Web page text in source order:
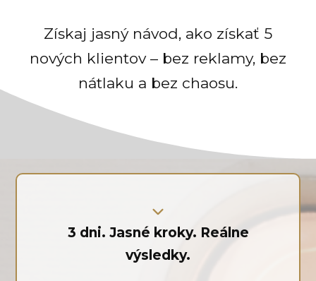
Získaj jasný návod, ako získať 5
nových klientov – bez reklamy, bez
nátlaku a bez chaosu.
3 dni. Jasné kroky. Reálne
výsledky.